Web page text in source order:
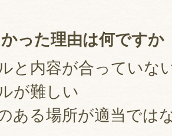
った理由は何ですか
と内容が合っていな
が難しい
ある場所が適当では